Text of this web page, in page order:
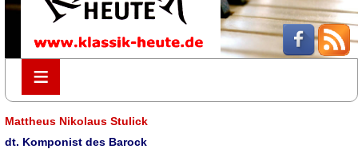
≡
≡
Mattheus Nikolaus Stulick
dt. Komponist des Barock